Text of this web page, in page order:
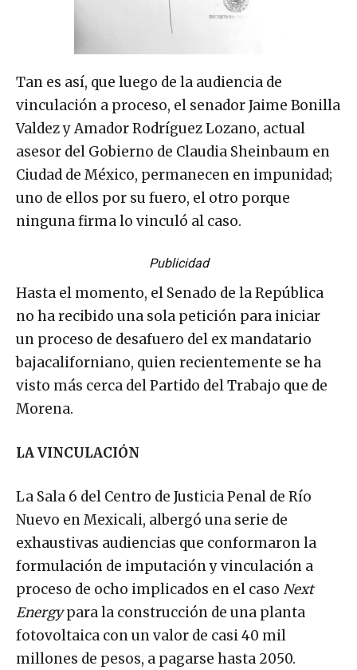
Tan es así, que luego de la audiencia de
vinculación a proceso, el senador Jaime Bonilla
Valdez y Amador Rodríguez Lozano, actual
asesor del Gobierno de Claudia Sheinbaum en
Ciudad de México, permanecen en impunidad;
uno de ellos por su fuero, el otro porque
ninguna firma lo vinculó al caso.
Publicidad
Hasta el momento, el Senado de la República
no ha recibido una sola petición para iniciar
un proceso de desafuero del ex mandatario
bajacaliforniano, quien recientemente se ha
visto más cerca del Partido del Trabajo que de
Morena.
LA VINCULACIÓN
La Sala 6 del Centro de Justicia Penal de Río
Nuevo en Mexicali, albergó una serie de
exhaustivas audiencias que conformaron la
formulación de imputación y vinculación a
proceso de ocho implicados en el caso Next
Energypara la construcción de una planta
fotovoltaica con un valor de casi 40 mil
millones de pesos, a pagarse hasta 2050.